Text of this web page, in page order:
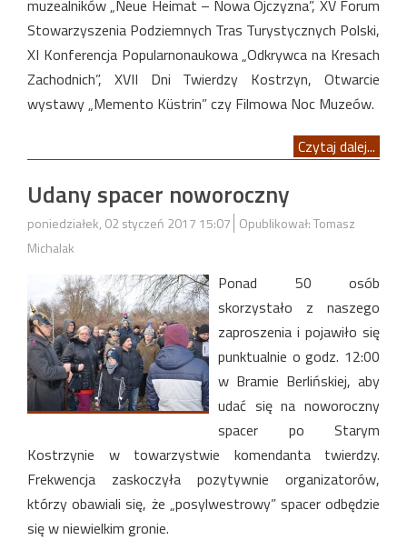
muzealników „Neue Heimat – Nowa Ojczyzna”, XV Forum
Stowarzyszenia Podziemnych Tras Turystycznych Polski,
XI Konferencja Popularnonaukowa „Odkrywca na Kresach
Zachodnich”, XVII Dni Twierdzy Kostrzyn, Otwarcie
wystawy „Memento Küstrin” czy Filmowa Noc Muzeów.
Czytaj dalej...
Udany spacer noworoczny
poniedziałek, 02 styczeń 2017 15:07 Opublikował: Tomasz
Michalak
Ponad 50 osób
skorzystało z naszego
zaproszenia i pojawiło się
punktualnie o godz. 12:00
w Bramie Berlińskiej, aby
udać się na noworoczny
spacer po Starym
Kostrzynie w towarzystwie komendanta twierdzy.
Frekwencja zaskoczyła pozytywnie organizatorów,
którzy obawiali się, że „posylwestrowy” spacer odbędzie
się w niewielkim gronie.